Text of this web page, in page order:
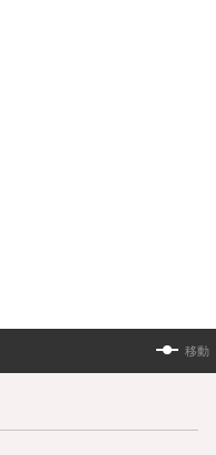
移動